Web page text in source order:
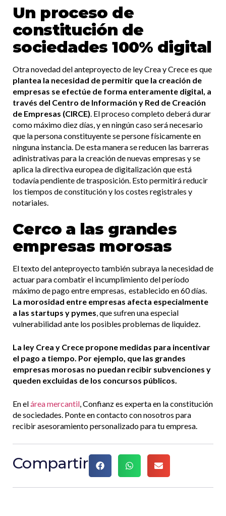
Un proceso de
constitución de
sociedades 100% digital
Otra novedad del anteproyecto de ley Crea y Crece es que
plantea la necesidad de permitir que la creación de
empresas se efectúe de forma enteramente digital, a
través del Centro de Información y Red de Creación
de Empresas (CIRCE). El proceso completo deberá durar
como máximo diez días, y en ningún caso será necesario
que la persona constituyente se persone físicamente en
ninguna instancia. De esta manera se reducen las barreras
adinistrativas para la creación de nuevas empresas y se
aplica la directiva europea de digitalización que está
todavía pendiente de trasposición. Esto permitirá reducir
los tiempos de constitución y los costes registrales y
notariales.
Cerco a las grandes
empresas morosas
El texto del anteproyecto también subraya la necesidad de
actuar para combatir el incumplimiento del período
máximo de pago entre empresas, establecido en 60 días.
La morosidad entre empresas afecta especialmente
a las startups y pymes, que sufren una especial
vulnerabilidad ante los posibles problemas de liquidez.
La ley Crea y Crece propone medidas para incentivar
el pago a tiempo. Por ejemplo, que las grandes
empresas morosas no puedan recibir subvenciones y
queden excluidas de los concursos públicos.
En elárea mercantil, Confianz es experta en la constitución
de sociedades. Ponte en contacto con nosotros para
recibir asesoramiento personalizado para tu empresa.
Compartir